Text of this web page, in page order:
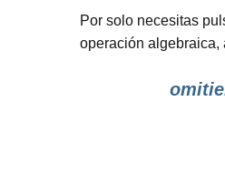
Por solo necesitas
operación algebraica,